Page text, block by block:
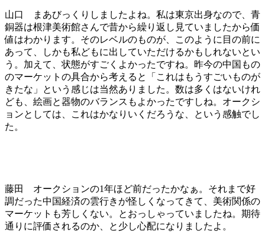
山口 まあびっくりしましたよね。私は東京出身なので、青
銅器は根津美術館さんで昔から繰り返し見ていましたから価
値はわかります。そのレベルのものが、このように目の前に
あって、しかも私どもに出していただけるかもしれないとい
う。加えて、状態がすごくよかったですね。昨今の中国もの
のマーケットの具合から考えると「これはもうすごいものが
きたな」という感じは当然ありました。数は多くはないけれ
ども、絵画と器物のバランスもよかったですしね。オークシ
ョンとしては、これはかなりいくだろうな、という感触でし
た。
藤田 オークションの1年ほど前だったかなぁ。それまで好
調だった中国経済の雲行きが怪しくなってきて、美術関係の
マーケットも芳しくない。とおっしゃっていましたね。期待
通りに評価されるのか、と少し心配になりましたよ。